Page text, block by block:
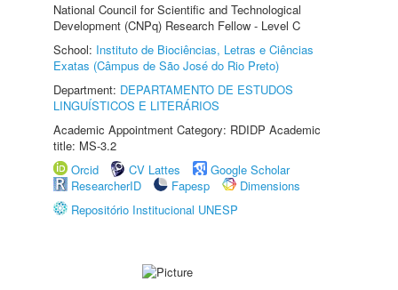
National Council for Scientific and Technological
Development (CNPq) Research Fellow - Level C
School: Instituto de Biociências, Letras e Ciências
Exatas (Câmpus de São José do Rio Preto)
Department: DEPARTAMENTO DE ESTUDOS
LINGUÍSTICOS E LITERÁRIOS
Academic Appointment Category: RDIDP Academic
title: MS-3.2
Orcid
CV Lattes
Google Scholar
ResearcherID
Fapesp
Dimensions
Repositório Institucional UNESP